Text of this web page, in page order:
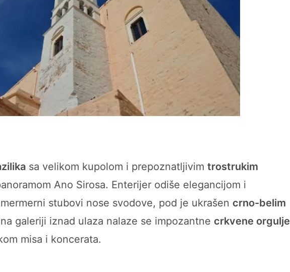
sa velikom kupolom i prepoznatljivim trostrukim
Ano Sirosa. Enterijer odiše elegancijom i
stubovi nose svodove, pod je ukrašen crno-belim
galeriji iznad ulaza nalaze se impozantne crkvene orgulje
misa i koncerata.